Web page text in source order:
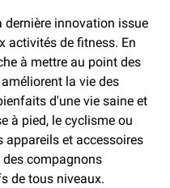
dernière innovation issue
activités de fitness. En
à mettre au point des
la vie des
d'une vie saine et
à pied, le cyclisme ou
appareils et accessoires
compagnons
de tous niveaux.